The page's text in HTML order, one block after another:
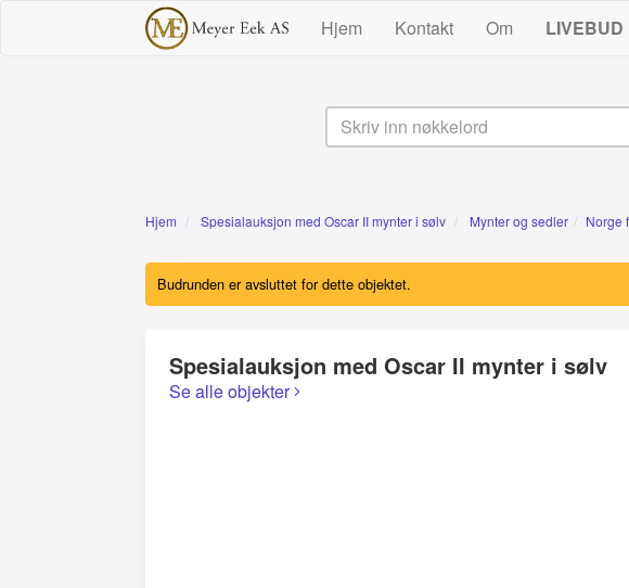
Hjem Kontakt Om LIVEBUD
Hjem Spesialauksjon med Oscar II mynter i sølv Mynter og sedler Norge
Budrunden er avsluttet for dette objektet.
Spesialauksjon med Oscar II mynter i sølv
Se alle objekter